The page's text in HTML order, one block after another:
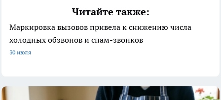
Читайте также:
Маркировка вызовов привела к снижению числа
холодных обзвонов и спам-звонков
30 июля